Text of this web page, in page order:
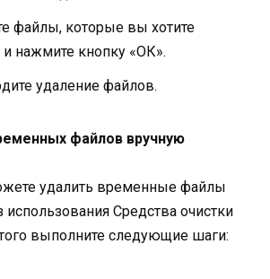
файлы, которые вы хотите
и нажмите кнопку «ОК».
удаление файлов.
файлов вручную
удалить временные файлы
использования Средства очистки
выполните следующие шаги: